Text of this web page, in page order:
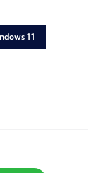
11